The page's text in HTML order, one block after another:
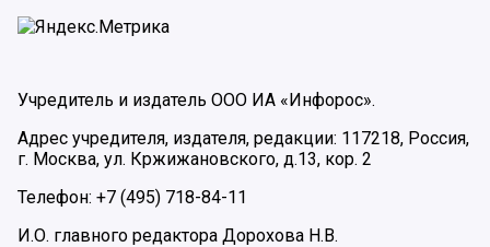
Учредитель и издатель ООО ИА «Инфорос».
Адрес учредителя, издателя, редакции: 117218, Россия,
г. Москва, ул. Кржижановского, д.13, кор. 2
Телефон: +7 (495) 718-84-11
И.О. главного редактора Дорохова Н.В.